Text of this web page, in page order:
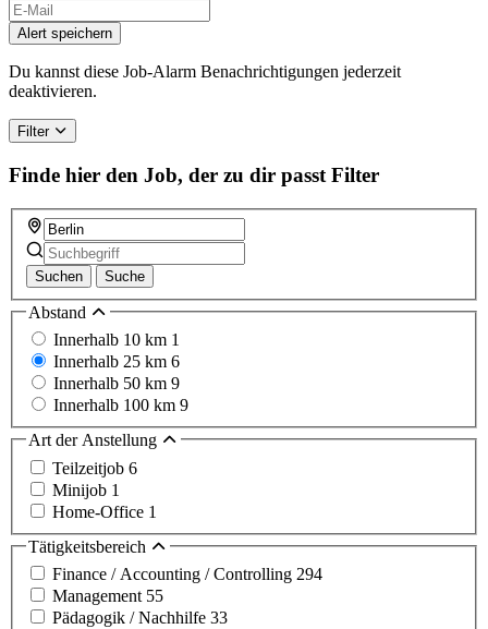
Alert speichern
Du kannst diese Job-Alarm Benachrichtigungen jederzeit
deaktivieren.
Filter
Finde hier den Job, der zu dir passt Filter
Suchen Suche
Abstand
Innerhalb 10 km 1
Innerhalb 25 km 6
Innerhalb 50 km 9
Innerhalb 100 km 9
Art der Anstellung
Teilzeitjob 6
Minijob 1
Home-Office 1
Tätigkeitsbereich
Finance / Accounting / Controlling 294
Management 55
Pädagogik / Nachhilfe 33